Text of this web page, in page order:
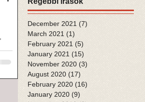
December 2021 (7)
March 2021 (1)
February 2021 (5)
January 2021 (15)
November 2020 (3)
August 2020 (17)
February 2020 (16)
January 2020 (9)